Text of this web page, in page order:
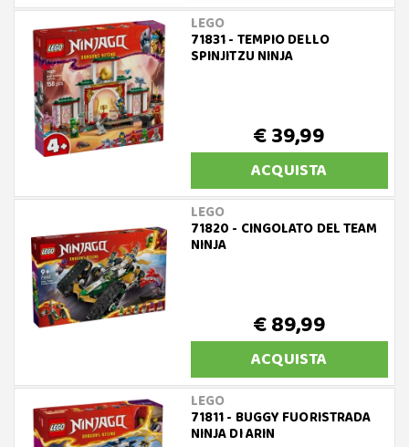
LEGO
71831 - TEMPIO DELLO
SPINJITZU NINJA
€ 39,99
ACQUISTA
LEGO
71820 - CINGOLATO DEL TEAM
NINJA
€ 89,99
ACQUISTA
LEGO
71811 - BUGGY FUORISTRADA
NINJA DI ARIN